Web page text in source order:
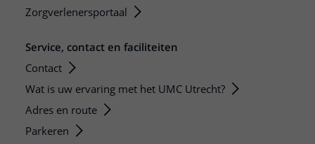
Zorgverlenersportaal
Service, contact en faciliteiten
Contact
Wat is uw ervaring met het UMC Utrecht?
Adres en route
Parkeren